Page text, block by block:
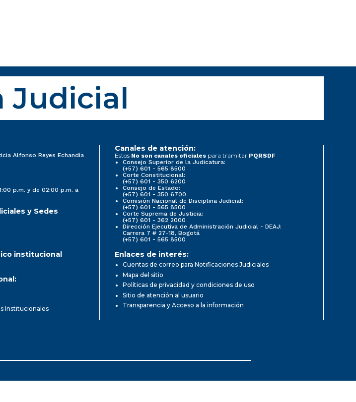
Judicial
Alfonso Reyes Echandía
p.m. y de 02:00 p.m. a
y Sedes
Canales de atención:
Estos No son canales oficiales para tramitar PQRSDF
Consejo Superior de la Judicatura:
(+57) 601 - 565 8500
Corte Constitucional:
(+57) 601 - 350 6200
Consejo de Estado:
(+57) 601 - 350 6700
Comisión Nacional de Disciplina Judicial:
(+57) 601 - 565 8500
Corte Suprema de Justicia:
(+57) 601 - 362 2000
Dirección Ejecutiva de Administración Judicial - DEAJ:
Carrera 7 # 27-18, Bogotá
(+57) 601 - 565 8500
institucional
Institucionales
Enlaces de interés:
Cuentas de correo para Notificaciones Judiciales
Mapa del sitio
Políticas de privacidad y condiciones de uso
Sitio de atención al usuario
Transparencia y Acceso a la información